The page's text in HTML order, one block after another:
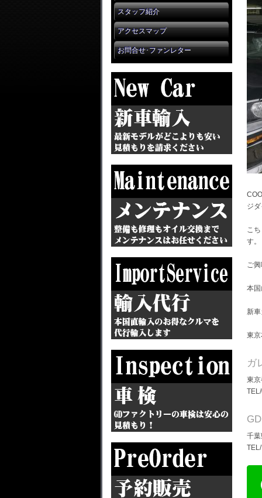
スタッフ紹介
アクセスマップ
お問合せ･ファンレター
ジ
こ
す。
ご
本
新
東
ガ
東
千